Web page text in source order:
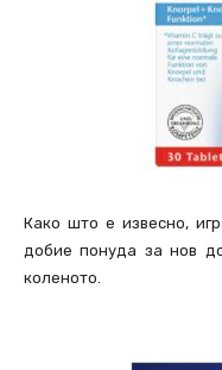
Како што е извесно,
добие понуда за нов
коленото.